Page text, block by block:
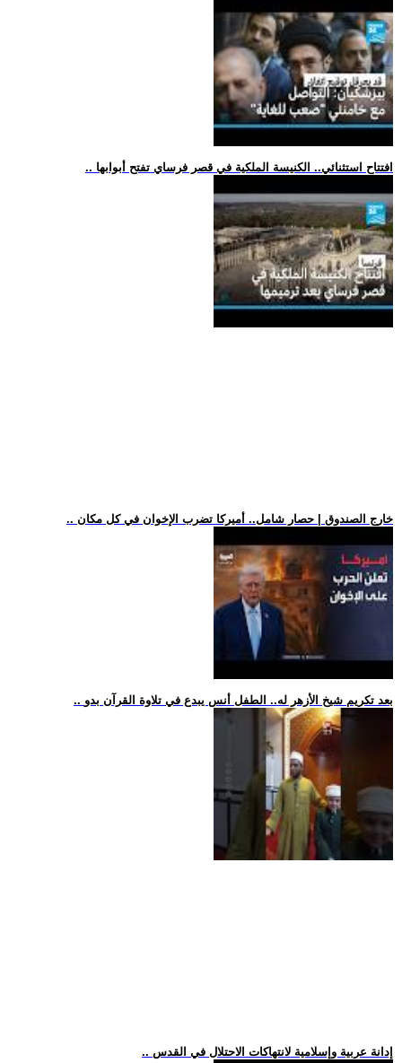
.. افتتاح استثنائي.. الكنيسة الملكية في قصر فرساي تفتح أبوابها
.. خارج الصندوق | حصار شامل.. أميركا تضرب الإخوان في كل مكان
.. بعد تكريم شيخ الأزهر له.. الطفل أنس يبدع في تلاوة القرآن بدو
.. إدانة عربية وإسلامية لانتهاكات الاحتلال في القدس